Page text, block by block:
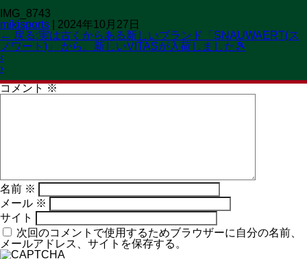
MENU
CLOSED 火曜日
IMG_8743
mikisports
2024年10月27日
← 戻る:実は古くからある新しいブランド「SNAUWAERT(ス
ノワート)」 から、新しいVITASが入荷しました🎾
‹
›
コメントを残す
メールアドレスが公開されることはありません。
いる欄は必須項目です
コメント ※
名前 ※
メール ※
サイト
次回のコメントで使用するためブラウザーに自分の名前、
メールアドレス、サイトを保存する。